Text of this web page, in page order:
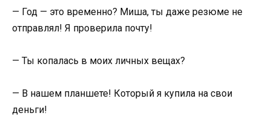
— Год — это временно? Миша, ты даже резюме не
отправлял! Я проверила почту!
— Ты копалась в моих личных вещах?
— В нашем планшете! Который я купила на свои
деньги!